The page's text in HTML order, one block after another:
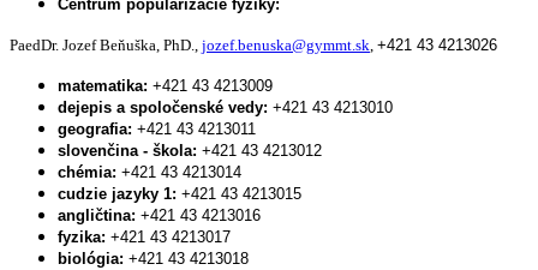
Centrum popularizácie fyziky:
PaedDr. Jozef Beňuška, PhD., jozef.benuska@gymmt.sk, +421 43 4213026
matematika: +421 43 4213009
dejepis a spoločenské vedy: +421 43 4213010
geografia: +421 43 4213011
slovenčina - škola: +421 43 4213012
chémia: +421 43 4213014
cudzie jazyky 1: +421 43 4213015
angličtina: +421 43 4213016
fyzika: +421 43 4213017
biológia: +421 43 4213018